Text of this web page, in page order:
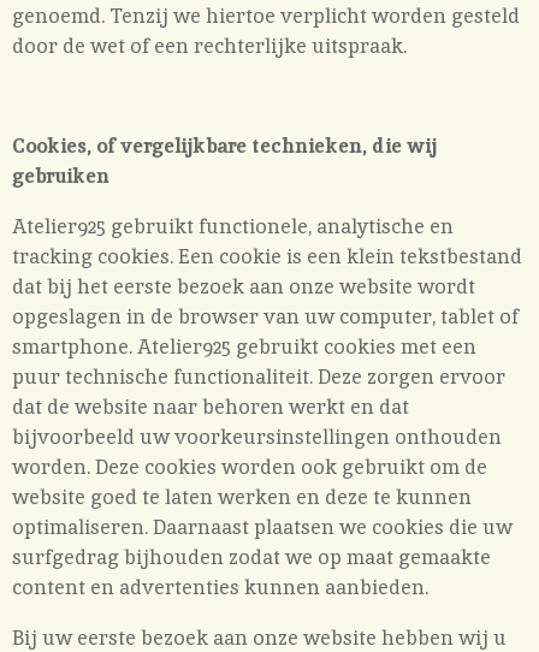
genoemd. Tenzij we hiertoe verplicht worden gesteld
door de wet of een rechterlijke uitspraak.
Cookies, of vergelijkbare technieken, die wij
gebruiken
Atelier925 gebruikt functionele, analytische en
tracking cookies. Een cookie is een klein tekstbestand
dat bij het eerste bezoek aan onze website wordt
opgeslagen in de browser van uw computer, tablet of
smartphone. Atelier925 gebruikt cookies met een
puur technische functionaliteit. Deze zorgen ervoor
dat de website naar behoren werkt en dat
bijvoorbeeld uw voorkeursinstellingen onthouden
worden. Deze cookies worden ook gebruikt om de
website goed te laten werken en deze te kunnen
optimaliseren. Daarnaast plaatsen we cookies die uw
surfgedrag bijhouden zodat we op maat gemaakte
content en advertenties kunnen aanbieden.
Bij uw eerste bezoek aan onze website hebben wij u